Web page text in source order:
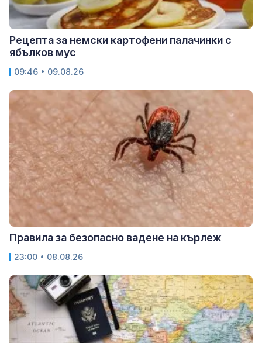
Рецепта за немски картофени палачинки с
ябълков мус
09:46 • 09.08.26
Правила за безопасно вадене на кърлеж
23:00 • 08.08.26